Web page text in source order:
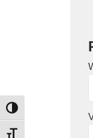
TOGGLE HIGH
TOGGLE FONT